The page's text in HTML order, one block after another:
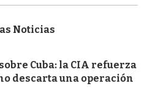
Noticias
Cuba: la CIA refuerza
descarta una operación